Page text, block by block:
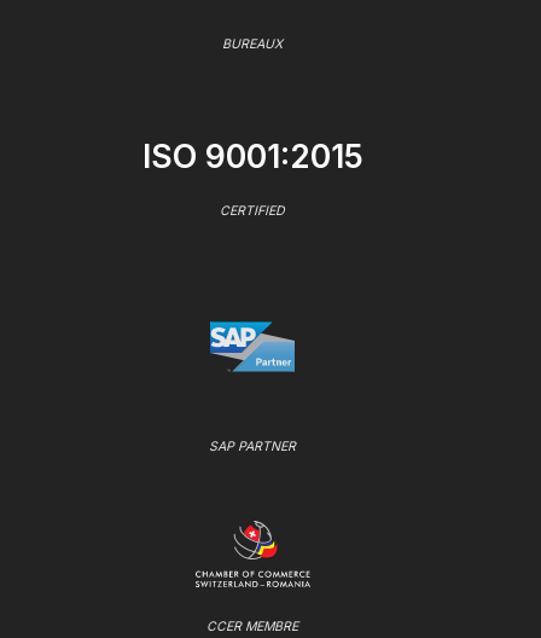
BUREAUX
ISO 9001:2015
CERTIFIED
SAP PARTNER
CCER MEMBRE